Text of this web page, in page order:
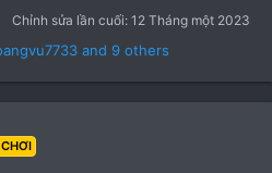
Chỉnh sửa lần cuối: 12 Tháng một 2023
and 9 others